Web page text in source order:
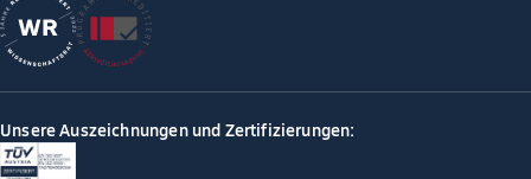
Unsere Auszeichnungen und Zertifizierungen: